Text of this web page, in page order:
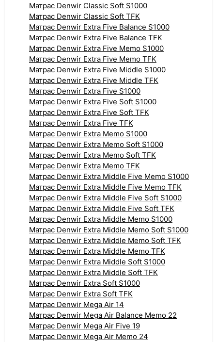
Матрас Denwir Classic Soft S1000
Матрас Denwir Classic Soft TFK
Матрас Denwir Extra Five Balance S1000
Матрас Denwir Extra Five Balance TFK
Матрас Denwir Extra Five Memo S1000
Матрас Denwir Extra Five Memo TFK
Матрас Denwir Extra Five Middle S1000
Матрас Denwir Extra Five Middle TFK
Матрас Denwir Extra Five S1000
Матрас Denwir Extra Five Soft S1000
Матрас Denwir Extra Five Soft TFK
Матрас Denwir Extra Five TFK
Матрас Denwir Extra Memo S1000
Матрас Denwir Extra Memo Soft S1000
Матрас Denwir Extra Memo Soft TFK
Матрас Denwir Extra Memo TFK
Матрас Denwir Extra Middle Five Memo S1000
Матрас Denwir Extra Middle Five Memo TFK
Матрас Denwir Extra Middle Five Soft S1000
Матрас Denwir Extra Middle Five Soft TFK
Матрас Denwir Extra Middle Memo S1000
Матрас Denwir Extra Middle Memo Soft S1000
Матрас Denwir Extra Middle Memo Soft TFK
Матрас Denwir Extra Middle Memo TFK
Матрас Denwir Extra Middle Soft S1000
Матрас Denwir Extra Middle Soft TFK
Матрас Denwir Extra Soft S1000
Матрас Denwir Extra Soft TFK
Матрас Denwir Mega Air 14
Матрас Denwir Mega Air Balance Memo 22
Матрас Denwir Mega Air Five 19
Матрас Denwir Mega Air Memo 24